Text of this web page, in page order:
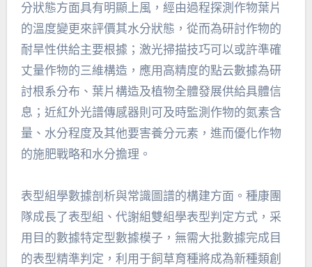
分狀態方面具有明顯上風，經由過程探測作物葉片
的溫度變更來評價其水分狀態，從而為研討作物的
耐旱性供給主要根據；激光掃描技巧可以或許準確
丈量作物的三維構造，應用高精度的點云數據為研
討根系分布、葉片構造及植物全體發展供給具體信
息；近紅外光譜傳感器則可及時監測作物的氮素含
量、水分程度及其他要害養分元素，進而優化作物
的施肥戰略和水分擔理。
表型組學數據剖析與常識圖譜的構建方面。種康團
隊成長了表型組、代謝組雙組學表型判定方式，采
用目的數據特定型數據模子，無需大批數據完成目
的表型精準判定，利用于飼草育種將成為新種類創